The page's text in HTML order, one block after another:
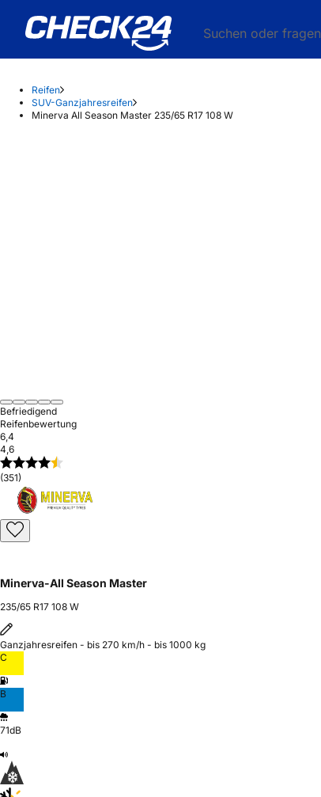
Suchen oder fragen
Reifen
SUV-Ganzjahresreifen
Minerva All Season Master 235/65 R17 108 W
Befriedigend
Reifenbewertung
6,4
4,6
(351)
Minerva-All Season Master
235/65 R17 108 W
Ganzjahresreifen - bis 270 km/h - bis 1000 kg
C
B
71dB